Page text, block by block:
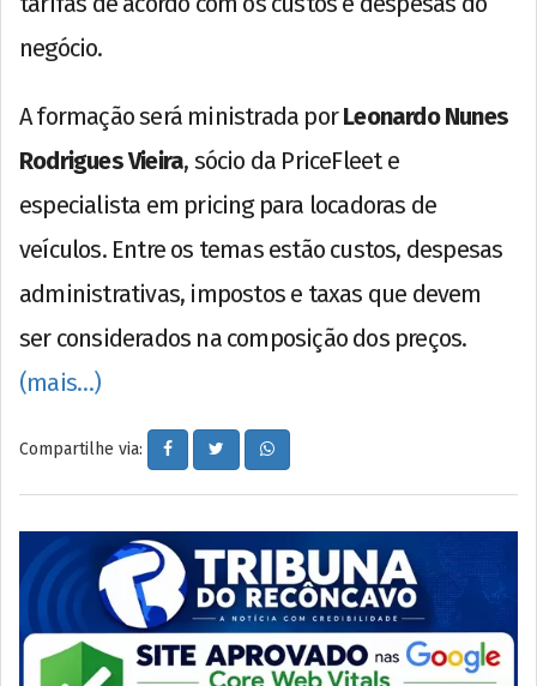
negócio.
A formação será ministrada porLeonardo Nunes
Rodrigues Vieira, sócio da PriceFleet e
especialista em pricing para locadoras de
veículos. Entre os temas estão custos, despesas
administrativas, impostos e taxas que devem
ser considerados na composição dos preços.
(mais…)
Compartilhe via: